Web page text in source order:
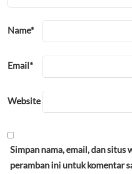
Name*
Email*
Website
Simpan nama, email, dan situs
peramban ini untuk komentar